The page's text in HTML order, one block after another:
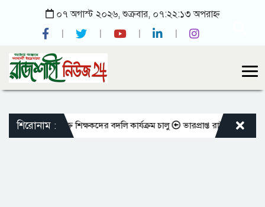
০৭ অগাস্ট ২০২৬, শুক্রবার, ০৭:২২:১৩ অপরাহ্ন
শিরোনাম :
এমপিওভুক্ত শিক্ষকদের বদলি কার্যক্রম চালু ভারপ্রাপ্ত রাষ্ট্রপতিকে শুভেচ্ছা